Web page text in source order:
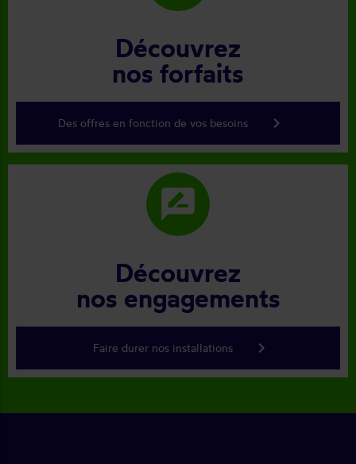
Découvrez
nos forfaits
Des offres en fonction de vos besoins keyboard_arrow_right
rate_review
Découvrez
nos engagements
Faire durer nos installations keyboard_arrow_right